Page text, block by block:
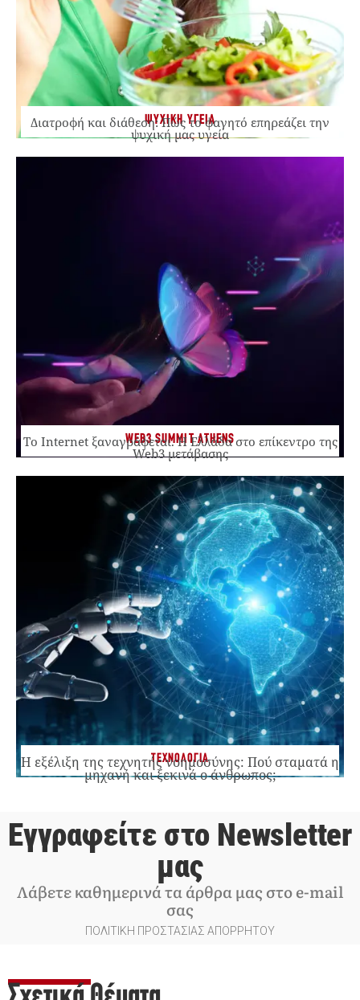
ΨΥΧΙΚΗ ΥΓΕΙΑ
Διατροφή και διάθεση: Πώς το φαγητό επηρεάζει την
ψυχική μας υγεία
WEB3 SUMMIT ATHENS
Το Internet ξαναγράφεται. Η Ελλάδα στο επίκεντρο της
Web3 μετάβασης
ΤΕΧΝΟΛΟΓΙΑ
Η εξέλιξη της τεχνητής νοημοσύνης: Πού σταματά η
μηχανή και ξεκινά ο άνθρωπος;
Εγγραφείτε στο Newsletter
μας
Λάβετε καθημερινά τα άρθρα μας στο e-mail
σας
ΠΟΛΙΤΙΚΗ ΠΡΟΣΤΑΣΙΑΣ ΑΠΟΡΡΗΤΟΥ